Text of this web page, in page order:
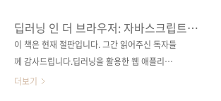
딥러닝 인 더 브라우저: 자바스크립트
프레임워크를 이용한 딥러닝 웹 개발
이 책은 현재 절판입니다. 그간 읽어주신 독자들
께 감사드립니다.딥러닝을 활용한 웹 애플리케
이션 개발의 기초와 응용!웹 프로그래밍과 인공
더보기